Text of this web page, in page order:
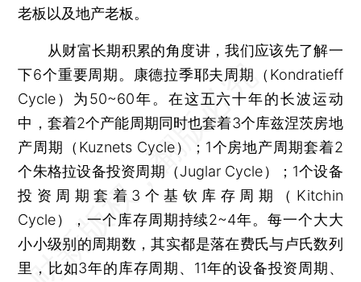
老板以及地产老板。
从财富长期积累的角度讲，我们应该先了解一
下6个重要周期。康德拉季耶夫周期（Kondratieff
Cycle）为50~60年。在这五六十年的长波运动
中，套着2个产能周期同时也套着3个库兹涅茨房地
产周期（Kuznets Cycle）；1个房地产周期套着2
个朱格拉设备投资周期（Juglar Cycle）；1个设备
投资周期套着3个基钦库存周期（Kitchin
Cycle），一个库存周期持续2~4年。每一个大大
小小级别的周期数，其实都是落在费氏与卢氏数列
里，比如3年的库存周期、11年的设备投资周期、